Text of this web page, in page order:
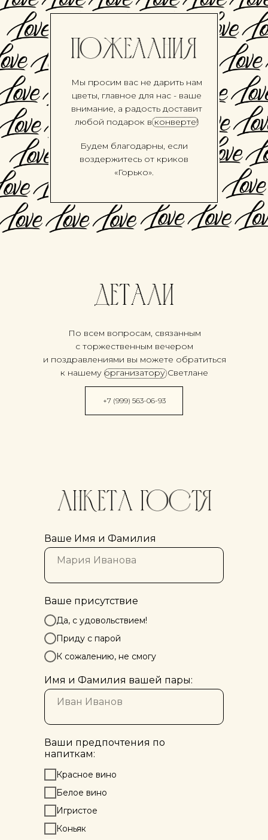
Мы просим вас не дарить нам
цветы, главное для нас - ваше
внимание, а радость доставит
любой подарок в конверте!
Будем благодарны, если
воздержитесь от криков
«Горько».
По всем вопросам, связанным
с торжественным вечером
и поздравлениями вы можете обратиться
к нашему организатору Светлане
+7 (999) 563-06-93
Ваше Имя и Фамилия
Ваше присутствие
Да, с удовольствием!
Приду с парой
К сожалению, не смогу
Имя и Фамилия вашей пары:
Ваши предпочтения по
напиткам:
Красное вино
Белое вино
Игристое
Коньяк